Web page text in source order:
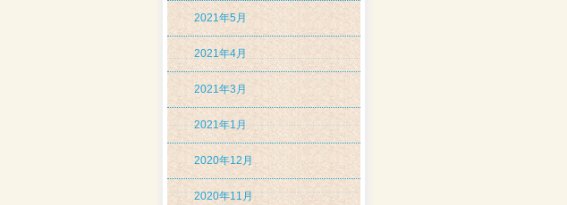
2021年5月
2021年4月
2021年3月
2021年1月
2020年12月
2020年11月